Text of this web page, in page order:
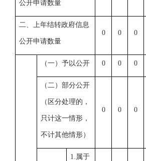
公开申请数量
二、上年结转政府信息
公开申请数量
0 0 0
（一）予以公开 0 0 0
（二）部分公开
（区分处理的，
只计这一情形，
不计其他情形）
0 0 0
1.属于